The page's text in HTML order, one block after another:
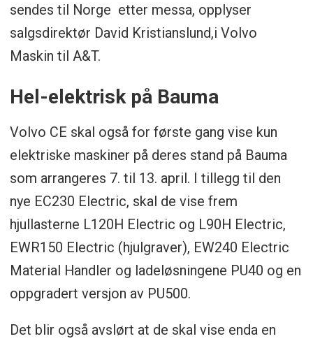
AI, men gjennomlest av en journalist.
sendes til Norge etter messa, opplyser
salgsdirektør David Kristianslund,i Volvo
Maskin til A&T.
Hel-elektrisk på Bauma
Volvo CE skal også for første gang vise kun
elektriske maskiner på deres stand på Bauma
som arrangeres 7. til 13. april. I tillegg til den
nye EC230 Electric, skal de vise frem
hjullasterne L120H Electric og L90H Electric,
EWR150 Electric (hjulgraver), EW240 Electric
Material Handler og ladeløsningene PU40 og en
oppgradert versjon av PU500.
Det blir også avslørt at de skal vise enda en